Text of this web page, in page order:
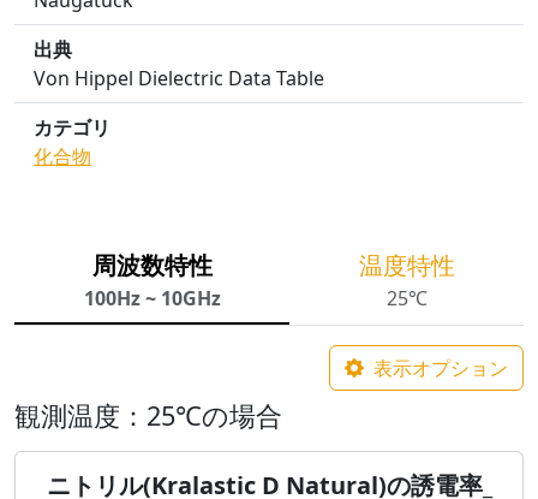
出典
Von Hippel Dielectric Data Table
カテゴリ
化合物
周波数特性
100Hz ~ 10GHz
温度特性
25℃
表示オプション
観測温度：25℃の場合
ニトリル(Kralastic D Natural)の誘電率_